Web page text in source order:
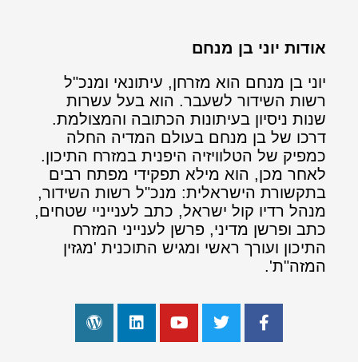
אודות יוני בן מנחם
יוני בן מנחם הוא מזרחן, עיתונאי ומנכ"ל
רשות השידור לשעבר. הוא בעל עשרות
שנות ניסיון בעיתונות הכתובה והמצולמת.
דרכו של בן מנחם בעולם המדיה החלה
כמפיק של הטלוויזיה היפנית במזרח התיכון.
לאחר מכן, הוא מילא תפקידי מפתח רבים
בתקשורת הישראלית: מנכ"ל רשות השידור,
מנהל רדיו קול ישראל, כתב לענייניי שטחים,
כתב ופרשן מדיני, פרשן לענייני המזרח
התיכון ועורך ראשי ומגיש התוכנית 'מגזין
המזה"ת'.